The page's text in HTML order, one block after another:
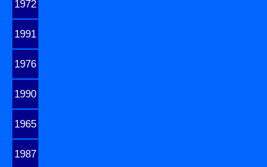
1972
1991
1976
1990
1965
1987